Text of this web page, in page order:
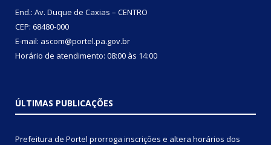
End.: Av. Duque de Caxias – CENTRO
CEP: 68480-000
E-mail: ascom@portel.pa.gov.br
Horário de atendimento: 08:00 às 14:00
ÚLTIMAS PUBLICAÇÕES
Prefeitura de Portel prorroga inscrições e altera horários dos